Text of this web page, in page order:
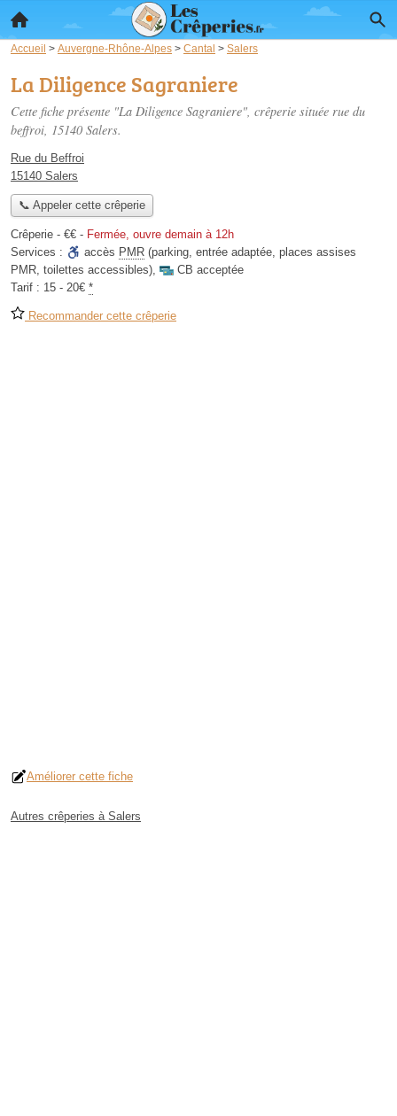
Accueil > Auvergne-Rhône-Alpes > Cantal > Salers
La Diligence Sagraniere
Cette fiche présente "La Diligence Sagraniere", crêperie située rue du
beffroi, 15140 Salers.
Rue du Beffroi
15140 Salers
📞 Appeler cette crêperie
Crêperie - €€ - Fermée, ouvre demain à 12h
Services :
accès PMR (parking, entrée adaptée, places assises
PMR, toilettes accessibles),
CB acceptée
Tarif : 15 - 20€ *
Recommander cette crêperie
Améliorer cette fiche
Autres crêperies à Salers